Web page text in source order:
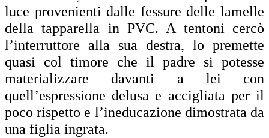
luce provenienti dalle fessure delle lamelle
della tapparella in PVC. A tentoni cercò
l’interruttore alla sua destra, lo premette
quasi col timore che il padre si potesse
materializzare davanti a lei con
quell’espressione delusa e accigliata per il
poco rispetto e l’ineducazione dimostrata da
una figlia ingrata.